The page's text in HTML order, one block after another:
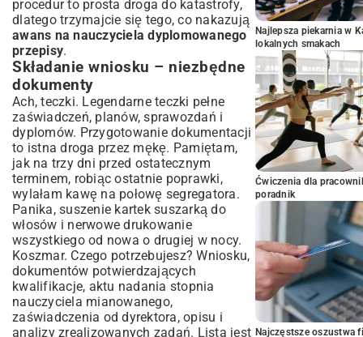
procedur to prosta droga do katastrofy,
dlatego trzymajcie się tego, co nakazują
awans na nauczyciela dyplomowanego
przepisy.
Składanie wniosku – niezbędne
dokumenty
Ach, teczki. Legendarne teczki pełne
zaświadczeń, planów, sprawozdań i
dyplomów. Przygotowanie dokumentacji
to istna droga przez mękę. Pamiętam,
jak na trzy dni przed ostatecznym
terminem, robiąc ostatnie poprawki,
wylałam kawę na połowę segregatora.
Panika, suszenie kartek suszarką do
włosów i nerwowe drukowanie
wszystkiego od nowa o drugiej w nocy.
Koszmar. Czego potrzebujesz? Wniosku,
dokumentów potwierdzających
kwalifikacje, aktu nadania stopnia
nauczyciela mianowanego,
zaświadczenia od dyrektora, opisu i
analizy zrealizowanych zadań. Lista jest
Najlepsza piekarnia w
lokalnych smakach
Ćwiczenia dla
poradnik
Najczęstsze oszustwa